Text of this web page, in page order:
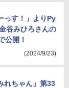
っす！」よりPy
谷みひろさんの
公開！
(2024/9/23)
れちゃん」第33